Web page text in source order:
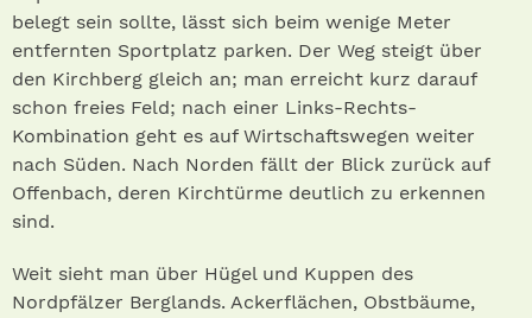
belegt sein sollte, lässt sich beim wenige Meter
entfernten Sportplatz parken. Der Weg steigt über
den Kirchberg gleich an; man erreicht kurz darauf
schon freies Feld; nach einer Links-Rechts-
Kombination geht es auf Wirtschaftswegen weiter
nach Süden. Nach Norden fällt der Blick zurück auf
Offenbach, deren Kirchtürme deutlich zu erkennen
sind.
Weit sieht man über Hügel und Kuppen des
Nordpfälzer Berglands. Ackerflächen, Obstbäume,